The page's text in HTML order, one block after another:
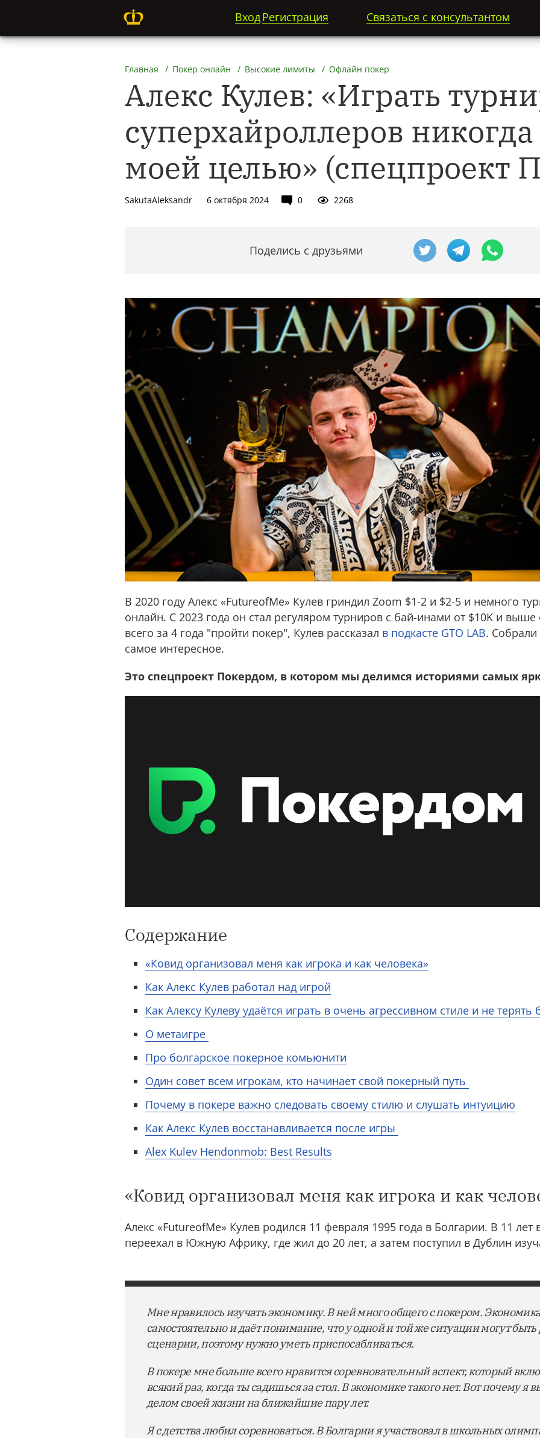
ВходРегистрация Связаться с консультантом
Главная Покер онлайн Высокие лимиты Офлайн покер
Алекс Кулев: «Играть
суперхайроллеров
моей целью» (спецпроект
SakutaAleksandr 6 октября 2024 0 2268
Поделись с друзьями
В 2020 году Алекс «FutureofMe» Кулев гриндил Zoom $1-2 и $2-5 и немного
онлайн. С 2023 года он стал регуляром турниров с бай-инами от $10K и
всего за 4 года "пройти покер", Кулев рассказал в подкасте GTO LAB. Собрали
самое интересное.
Это спецпроект Покердом, в котором мы делимся историями самых
Содержание
«Ковид организовал меня как игрока и как человека»
Как Алекс Кулев работал над игрой
Как Алексу Кулеву удаётся играть в очень агрессивном стиле и не терять
О метаигре
Про болгарское покерное комьюнити
Один совет всем игрокам, кто начинает свой покерный путь
Почему в покере важно следовать своему стилю и слушать интуицию
Как Алекс Кулев восстанавливается после игры
Alex Kulev Hendonmob: Best Results
«Ковид организовал меня как игрока и как
Алекс «FutureofMe» Кулев родился 11 февраля 1995 года в Болгарии. В 11 лет
переехал в Южную Африку, где жил до 20 лет, а затем поступил в Дублин
Мне нравилось изучать экономику. В ней много общего с покером.
самостоятельно и даёт понимание, что у одной и той же ситуации могут
сценарии, поэтому нужно уметь приспосабливаться.
В покере мне больше всего нравится соревновательный аспект, который
всякий раз, когда ты садишься за стол. В экономике такого нет. Вот почему я
делом своей жизни на ближайшие пару лет.
Я с детства любил соревноваться. В Болгарии я участвовал в школьных